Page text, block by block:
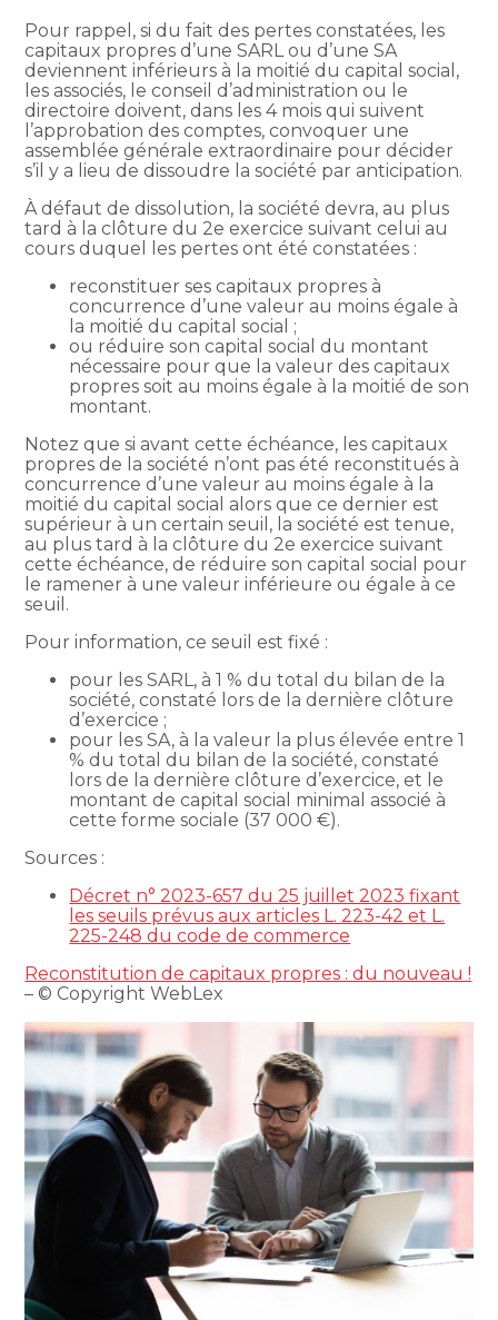
Pour rappel, si du fait des pertes constatées, les
capitaux propres d’une SARL ou d’une SA
deviennent inférieurs à la moitié du capital social,
les associés, le conseil d’administration ou le
directoire doivent, dans les 4 mois qui suivent
l’approbation des comptes, convoquer une
assemblée générale extraordinaire pour décider
s’il y a lieu de dissoudre la société par anticipation.
À défaut de dissolution, la société devra, au plus
tard à la clôture du 2e exercice suivant celui au
cours duquel les pertes ont été constatées :
reconstituer ses capitaux propres à
concurrence d’une valeur au moins égale à
la moitié du capital social ;
ou réduire son capital social du montant
nécessaire pour que la valeur des capitaux
propres soit au moins égale à la moitié de son
montant.
Notez que si avant cette échéance, les capitaux
propres de la société n’ont pas été reconstitués à
concurrence d’une valeur au moins égale à la
moitié du capital social alors que ce dernier est
supérieur à un certain seuil, la société est tenue,
au plus tard à la clôture du 2e exercice suivant
cette échéance, de réduire son capital social pour
le ramener à une valeur inférieure ou égale à ce
seuil.
Pour information, ce seuil est fixé :
pour les SARL, à 1 % du total du bilan de la
société, constaté lors de la dernière clôture
d’exercice ;
pour les SA, à la valeur la plus élevée entre 1
% du total du bilan de la société, constaté
lors de la dernière clôture d’exercice, et le
montant de capital social minimal associé à
cette forme sociale (37 000 €).
Sources :
Décret n° 2023-657 du 25 juillet 2023 fixant
les seuils prévus aux articles L. 223-42 et L.
225-248 du code de commerce
Reconstitution de capitaux propres : du nouveau !
– © Copyright WebLex